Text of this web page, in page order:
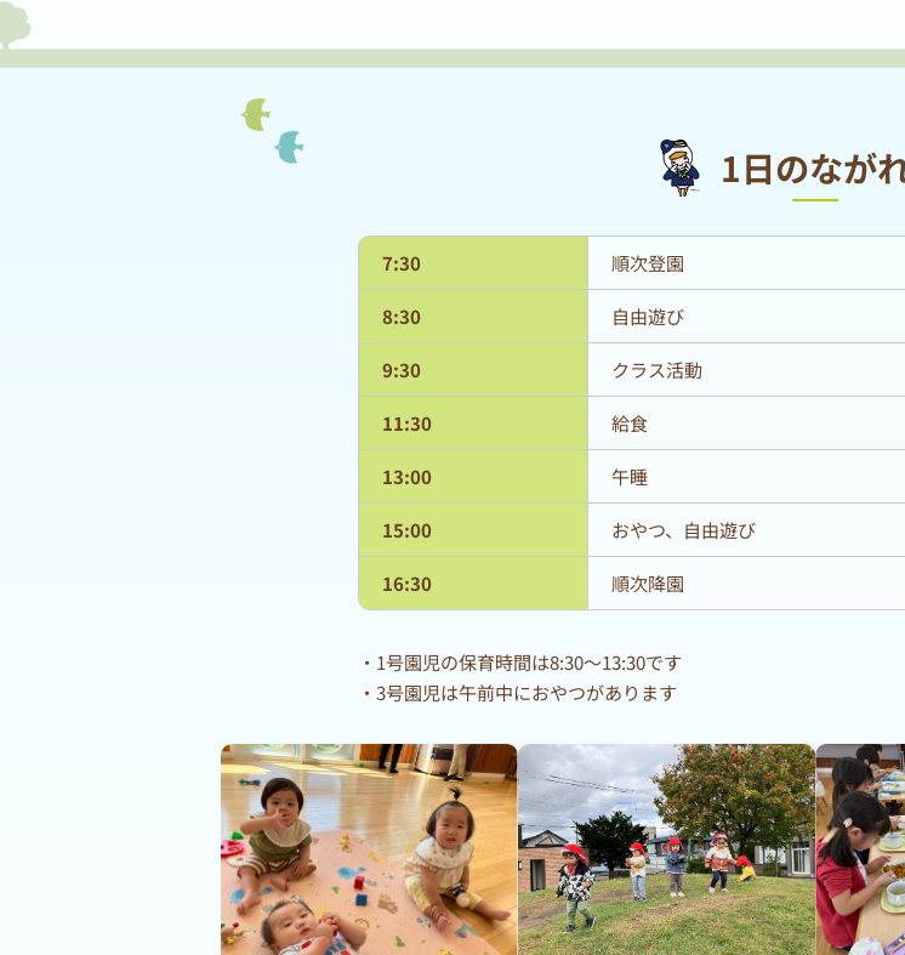
1日のなが
7:30 順次登園
8:30 自由遊び
9:30 クラス活動
11:30 給食
13:00 午睡
15:00 おやつ、自由遊び
16:30 順次降園
・1号園児の保育時間は8:30～13:30です
・3号園児は午前中におやつがあります